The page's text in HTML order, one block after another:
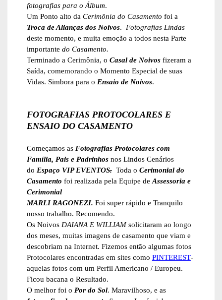
fotografias para o Álbum.
Um Ponto alto da Cerimônia do Casamento foi a
Troca de Alianças dos Noivos. Fotografias Lindas
deste momento, e muita emoção a todos nesta Parte
importante do Casamento.
Terminado a Cerimônia, o Casal de Noivos fizeram a
Saída, comemorando o Momento Especial de suas
Vidas. Simbora para o Ensaio de Noivos.
FOTOGRAFIAS PROTOCOLARES E
ENSAIO DO CASAMENTO
Começamos as Fotografias Protocolares com
Família, Pais e Padrinhos nos Lindos Cenários
do Espaço VIP EVENTOS.Toda o Cerimonial do
Casamento foi realizada pela Equipe de Assessoria e
Cerimonial
MARLI RAGONEZI. Foi super rápido e Tranquilo
nosso trabalho. Recomendo.
Os Noivos DAIANA E WILLIAM solicitaram ao longo
dos meses, muitas imagens de casamento que viam e
descobriam na Internet. Fizemos então algumas fotos
Protocolares encontradas em sites como PINTEREST-
aquelas fotos com um Perfil Americano / Europeu.
Ficou bacana o Resultado.
O melhor foi o Por do Sol. Maravilhoso, e as